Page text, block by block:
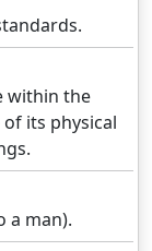
within the
its physical
a man).